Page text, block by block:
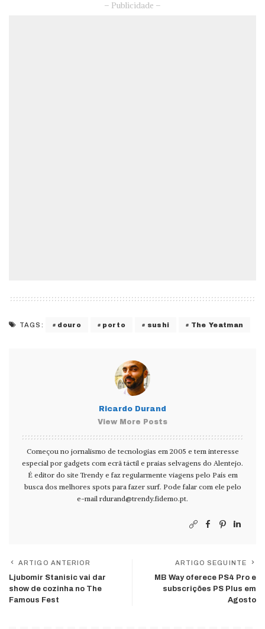
– Publicidade –
TAGS: douro porto sushi The Yeatman
Ricardo Durand
View More Posts
Começou no jornalismo de tecnologias em 2005 e tem interesse
especial por gadgets com ecrã táctil e praias selvagens do Alentejo.
É editor do site Trendy e faz regularmente viagens pelo País em
busca dos melhores spots para fazer surf. Pode falar com ele pelo
e-mail rdurand@trendy.fidemo.pt.
ARTIGO ANTERIOR
Ljubomir Stanisic vai dar
show de cozinha no The
Famous Fest
ARTIGO SEGUINTE
MB Way oferece PS4 Pro e
subscrições PS Plus em
Agosto